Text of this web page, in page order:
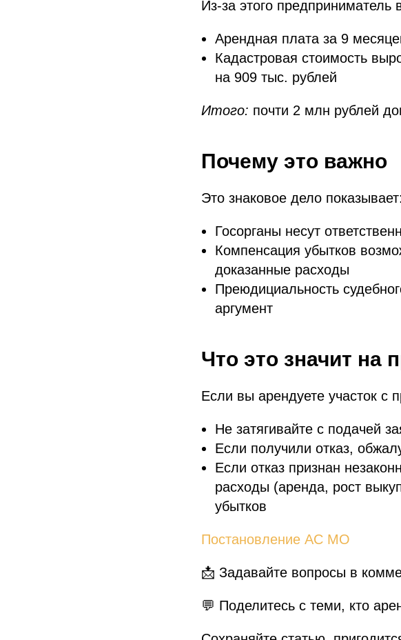
Из-за этого
Арендная плата за 9
Кадастровая стоимость
на 909 тыс. рублей
Итого: почти 2 млн рублей
Почему это важно
Это знаковое дело показывает:
Госорганы несут
Компенсация убытков
доказанные расходы
Преюдициальность
аргумент
Что это значит на
Если вы арендуете участок с
Не затягивайте с подачей
Если получили отказ,
Если отказ признан
расходы (аренда, рост
убытков
Постановление АС МО
📩 Задавайте вопросы в
💬 Поделитесь с теми, кто